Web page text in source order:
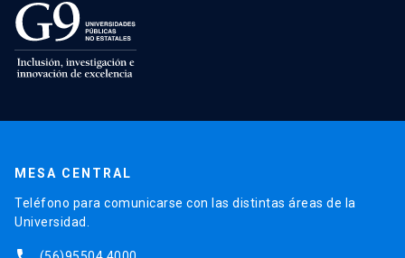
MESA CENTRAL
Teléfono para comunicarse con las distintas áreas de la
Universidad.